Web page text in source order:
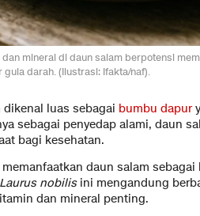
mineral di daun salam berpotensi
darah. (Ilustrasi: Ifakta/naf).
dikenal luas sebagai bumbu dapur
sebagai penyedap alami, daun
bagi kesehatan.
daun salam
Laurus nobilisini mengandung
dan mineral penting.